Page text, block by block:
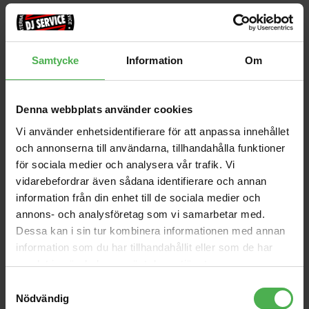
Samtycke Information Om
Denna webbplats använder cookies
Vi använder enhetsidentifierare för att anpassa innehållet
och annonserna till användarna, tillhandahålla funktioner
för sociala medier och analysera vår trafik. Vi
vidarebefordrar även sådana identifierare och annan
information från din enhet till de sociala medier och
annons- och analysföretag som vi samarbetar med.
Dessa kan i sin tur kombinera informationen med annan
information som du har tillhandahållit eller som de har
samlat in när du har använt deras tjänster.
Nödvändig
Andra som handlade Line 6 Catalyst 200 köpte även
1x3.5mm Ma ST >
Goldplated 1.5m
359 kr
MIDI Coupler 5-pin DIN to
4990 kr
1xXLR Ma > 1x XLR Fe
Krystal Edition 7.5m
484 kr
PSM300 Monitor System
S8
G-LCD-TOTE60
2303 kr
Thump 215
5349 kr
8128 In-Ceiling
970 kr